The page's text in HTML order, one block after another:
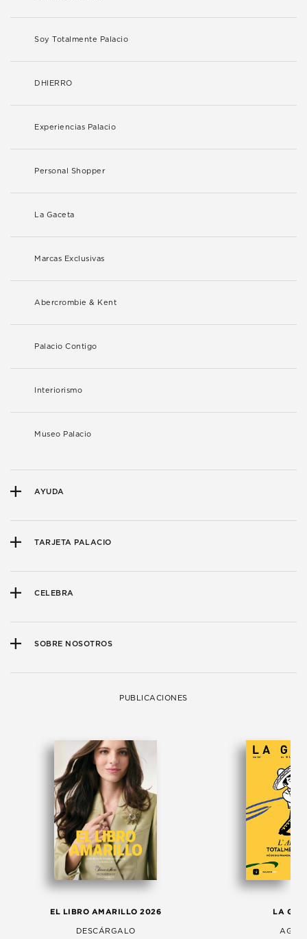
Soy Totalmente Palacio
DHIERRO
Experiencias Palacio
Personal Shopper
La Gaceta
Marcas Exclusivas
Abercrombie & Kent
Palacio Contigo
Interiorismo
Museo Palacio
AYUDA
TARJETA PALACIO
CELEBRA
SOBRE NOSOTROS
PUBLICACIONES
EL LIBRO AMARILLO 2026
DESCÁRGALO
LA